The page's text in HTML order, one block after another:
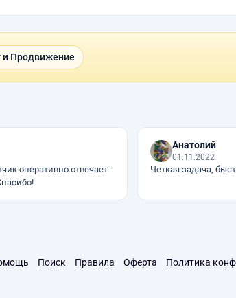
и Продвижение
оперативно отвечает
Анатолий
01.11.2022
Четкая задача,
Поиск Правила Оферта Политика